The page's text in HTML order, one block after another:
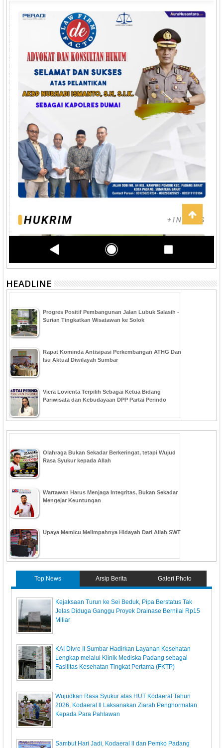
HEADLINE
Progres Positif Pembangunan Jalan Lubuk Salasih -
Surian Tingkatkan Wisatawan ke Solok
Rapat Kominda Antisipasi Perkembangan ATHG Dan
Isu Aktual Diwilayah Sumbar
Viera Lovienta Terpilih Sebagai Ketua Bidang
Pariwisata dan Kebudayaan DPP Partai Perindo
Olahraga Bukan Sekadar Berkeringat, tetapi Wujud
Rasa Syukur kepada Allah
Wartawan Harus Menjaga Integritas, Bukan Sekadar
Mengejar Keuntungan
Upaya Memicu Melimpahnya Hidayah Dari Allah SWT
Top News Arsip Berita Galeri Photo
Kejaksaan Turun ke Sei Beduk, Pipa Berstatus Tak
Jelas Diduga Ganggu Proyek Drainase Bernilai Rp15
Miliar
KAI Divre II Sumbar Hadirkan Layanan Kesehatan
Lengkap melalui Klinik Mediska Padang sebagai
Fasilitas Kesehatan Tingkat Pertama (FKTP)
Wujudkan Rasa Syukur atas HUT Kodaeral Tahun
2026, Kodaeral ll Laksanakan Ziarah Penghormatan
Kepada Para Pahlawan
Sambut Hari Jadi, Kodaeral ll dan Pemko Padang